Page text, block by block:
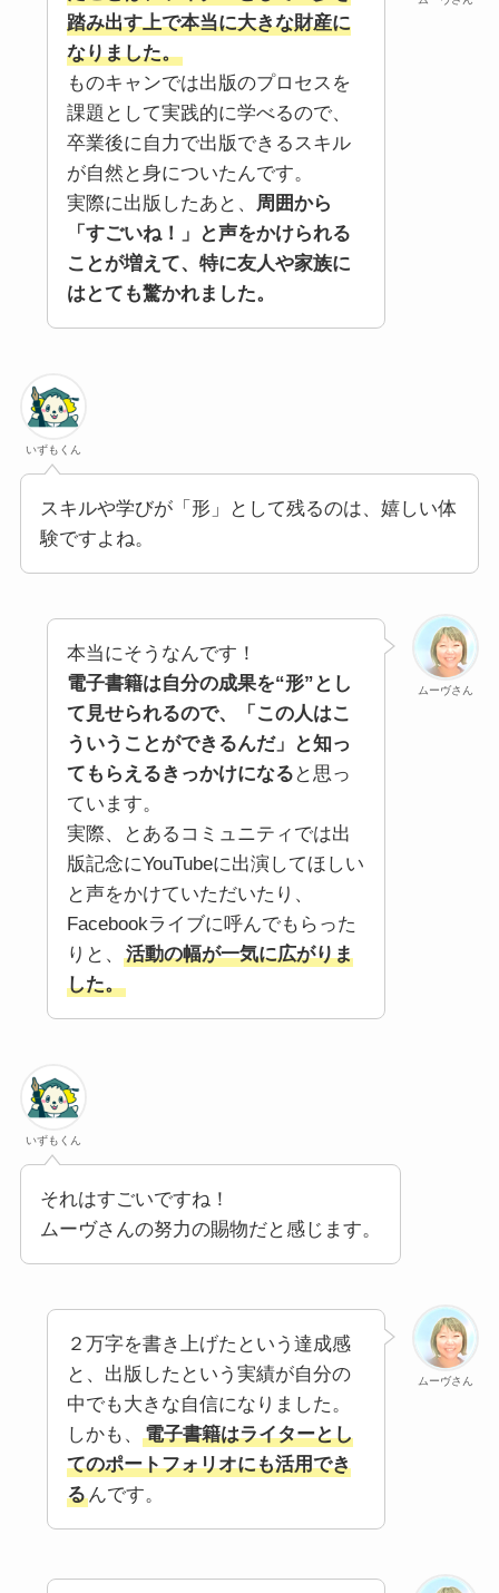
踏み出す上で本当に大きな財産に
なりました。
ものキャンでは出版のプロセスを
課題として実践的に学べるので、
卒業後に自力で出版できるスキル
が自然と身についたんです。
実際に出版したあと、 周囲から
「すごいね！」と声をかけられる
ことが増えて、特に友人や家族に
はとても驚かれました。
いずもくん
スキルや学びが「形」として残るのは、嬉しい体
験ですよね。
ムーヴさん
本当にそうなんです！
電子書籍は自分の成果を“形”とし
て見せられるので、「この人はこ
ういうことができるんだ」と知っ
てもらえるきっかけになる と思っ
ています。
実際、とあるコミュニティでは出
版記念にYouTubeに出演してほしい
と声をかけていただいたり、
Facebookライブに呼んでもらった
りと、
活動の幅が一気に広がりま
した。
いずもくん
それはすごいですね！
ムーヴさんの努力の賜物だと感じます。
ムーヴさん
２万字を書き上げたという達成感
と、出版したという実績が自分の
中でも大きな自信になりました。
しかも、
電子書籍はライターとし
てのポートフォリオにも活用でき
るんです。